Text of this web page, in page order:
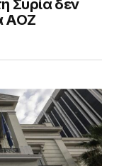
Συρία δεν
ΑΟΖ